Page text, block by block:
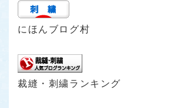
にほんブログ村
裁縫・刺繍ランキング